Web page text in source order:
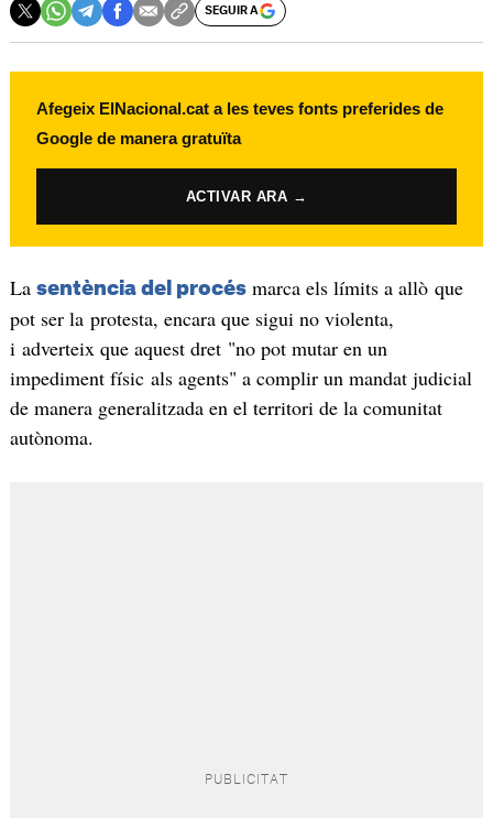
SEGUIR A
Afegeix ElNacional.cat a les teves fonts preferides de
Google de manera gratuïta
ACTIVAR ARA →
La sentència del procésmarca els límits a allò que
pot ser la protesta, encara que sigui no violenta,
i adverteix que aquest dret "no pot mutar en un
impediment físic als agents" a complir un mandat judicial
de manera generalitzada en el territori de la comunitat
autònoma.